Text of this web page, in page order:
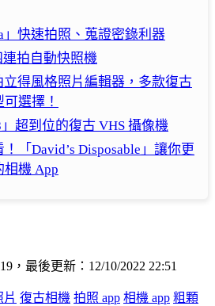
」快速拍照、蒐證密錄利器
拍自動快照機
立得風格照片編輯器，多款復古
選擇！
」超到位的復古 VHS 攝像機
「David’s Disposable」讓你更
相機 App
，最後更新：12/10/2022 22:51
復古相機 拍照 app 相機 app 粗顆